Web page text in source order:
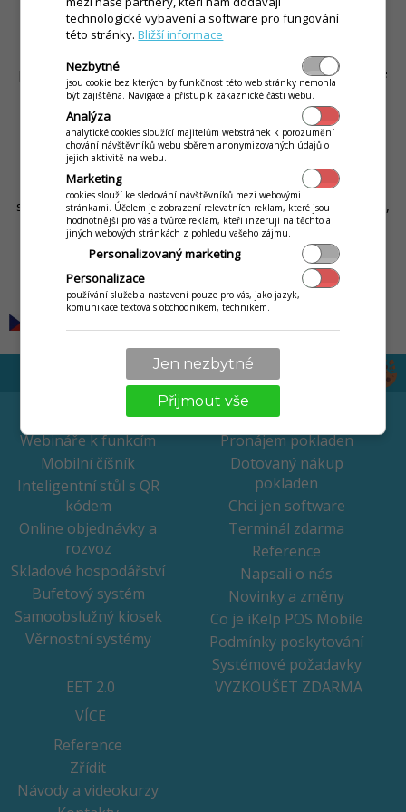
čím dál těžší.
Velký důraz jako výrobce klademe na funkce aplikace, kdy do
procesu prodeje zapojujeme i zákazníka. Zákazník restaurace
nebo kavárny má dnes sebou běžně telefon, ve kterém má
internet (až 70% vašich zákazníků, jak hovoří statistiky našich
mobilních operátorů) a pomocí něj se dělí o své zážitky s
celým světem. Toto nám dává možnosti, které byly doposud
těžce realizovatelné, přivolání číšníka, aktuální nabídka
jídelního lístku s fotografiemi. Blíže zde na naší produktové
stránce (Inteligentní stůl). Náklady jsou tak pomocí QR kódů,
NFC tagů srazeny na minimum.
by Rudolf Tellár
Webináře k funkcím
Mobilní číšník
Inteligentní stůl s QR
kódem
Online objednávky a
rozvoz
Skladové hospodářství
Bufetový systém
Samoobslužný kiosek
Věrnostní systémy
CENÍK
Pronájem pokladen
Dotovaný nákup
pokladen
Chci jen software
Terminál zdarma
Reference
Napsali o nás
Novinky a změny
Co je iKelp POS Mobile
Podmínky poskytování
Systémové požadavky
EET 2.0
VYZKOUŠET ZDARMA
VÍCE
Reference
Zřídit
Návody a videokurzy
technologické vybavení a software pro fungování
této stránky.Bližší informace
Nezbytné
jsou cookie bez kterých by funkčnost této web stránky nemohla
být zajištěna. Navigace a přístup k zákaznické části webu.
Analýza
analytické cookies sloužící majitelům webstránek k porozumění
chování návštěvníků webu sběrem anonymizovaných údajů o
jejich aktivitě na webu.
Marketing
cookies slouží ke sledování návštěvníků mezi webovými
stránkami. Účelem je zobrazení relevatních reklam, které jsou
hodnotnější pro vás a tvůrce reklam, kteří inzerují na těchto a
jiných webových stránkách z pohledu vašeho zájmu.
Personalizovaný marketing
Personalizace
používání služeb a nastavení pouze pro vás, jako jazyk,
komunikace textová s obchodníkem, technikem.
Jen nezbytné
Přijmout vše